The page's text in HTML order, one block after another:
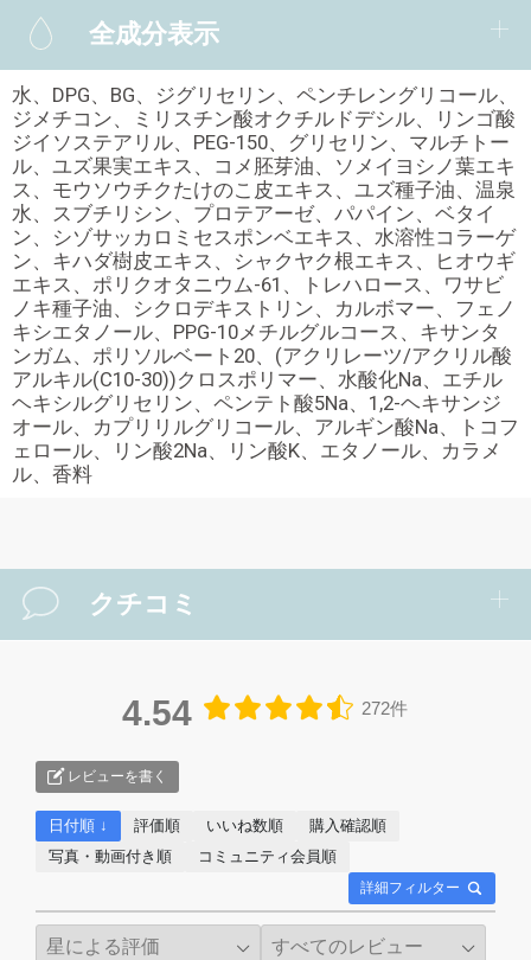
全成分表示
水、DPG、BG、ジグリセリン、ペンチレングリコール、
ジメチコン、ミリスチン酸オクチルドデシル、リンゴ酸
ジイソステアリル、PEG-150、グリセリン、マルチトー
ル、ユズ果実エキス、コメ胚芽油、ソメイヨシノ葉エキ
ス、モウソウチクたけのこ皮エキス、ユズ種子油、温泉
水、スブチリシン、プロテアーゼ、パパイン、ベタイ
ン、シゾサッカロミセスポンベエキス、水溶性コラーゲ
ン、キハダ樹皮エキス、シャクヤク根エキス、ヒオウギ
エキス、ポリクオタニウム-61、トレハロース、ワサビ
ノキ種子油、シクロデキストリン、カルボマー、フェノ
キシエタノール、PPG-10メチルグルコース、キサンタ
ンガム、ポリソルベート20、(アクリレーツ/アクリル酸
アルキル(C10-30))クロスポリマー、水酸化Na、エチル
ヘキシルグリセリン、ペンテト酸5Na、1,2-ヘキサンジ
オール、カプリリルグリコール、アルギン酸Na、トコフ
ェロール、リン酸2Na、リン酸K、エタノール、カラメ
ル、香料
クチコミ
4.54 272件
レビューを書く
詳細フィルター
日付順 ↓ 評価順 いいね数順
購入確認順
写真・動画付き順
コミュニティ会員順